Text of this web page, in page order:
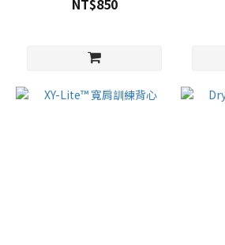
NT$850